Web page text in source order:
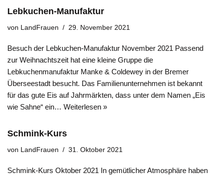
Lebkuchen-Manufaktur
von LandFrauen 29. November 2021
Besuch der Lebkuchen-Manufaktur November 2021 Passend
zur Weihnachtszeit hat eine kleine Gruppe die
Lebkuchenmanufaktur Manke & Coldewey in der Bremer
Überseestadt besucht. Das Familienunternehmen ist bekannt
für das gute Eis auf Jahrmärkten, dass unter dem Namen „Eis
wie Sahne“ ein… Weiterlesen »
Schmink-Kurs
von LandFrauen 31. Oktober 2021
Schmink-Kurs Oktober 2021 In gemütlicher Atmosphäre haben